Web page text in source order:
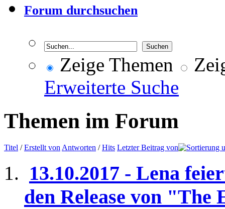
Forum durchsuchen
Zeige Themen
Erweiterte Suche
Themen im Forum
Titel /Erstellt von Antworten /Hits Letzter Beitrag von
13.10.2017 - Lena
den Release von